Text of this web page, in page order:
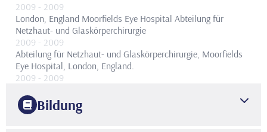
2009 - 2009
London, England Moorfields Eye Hospital Abteilung für
Netzhaut- und Glaskörperchirurgie
2009 - 2009
Abteilung für Netzhaut- und Glaskörperchirurgie, Moorfields
Eye Hospital, London, England.
2009 - 2009
und Netzhautchirurgie, London, UK.
Abteilung für Netzhaut-
und Glaskörperchirurgie, Moorfields Eye Hospital, London,
Bildung